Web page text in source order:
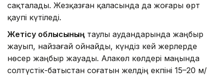
сақталады. Жезқазған қаласында да жоғары өрт
қаупі күтіледі.
Жетісу облысының таулы аудандарында жаңбыр
жауып, найзағай ойнайды, күндіз кей жерлерде
нөсер жаңбыр жауады. Алакөл көлдері маңында
солтүстік-батыстан соғатын желдің екпіні 15–20 м/